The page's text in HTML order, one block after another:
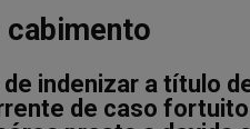
cabimento
indenizar a título
de caso